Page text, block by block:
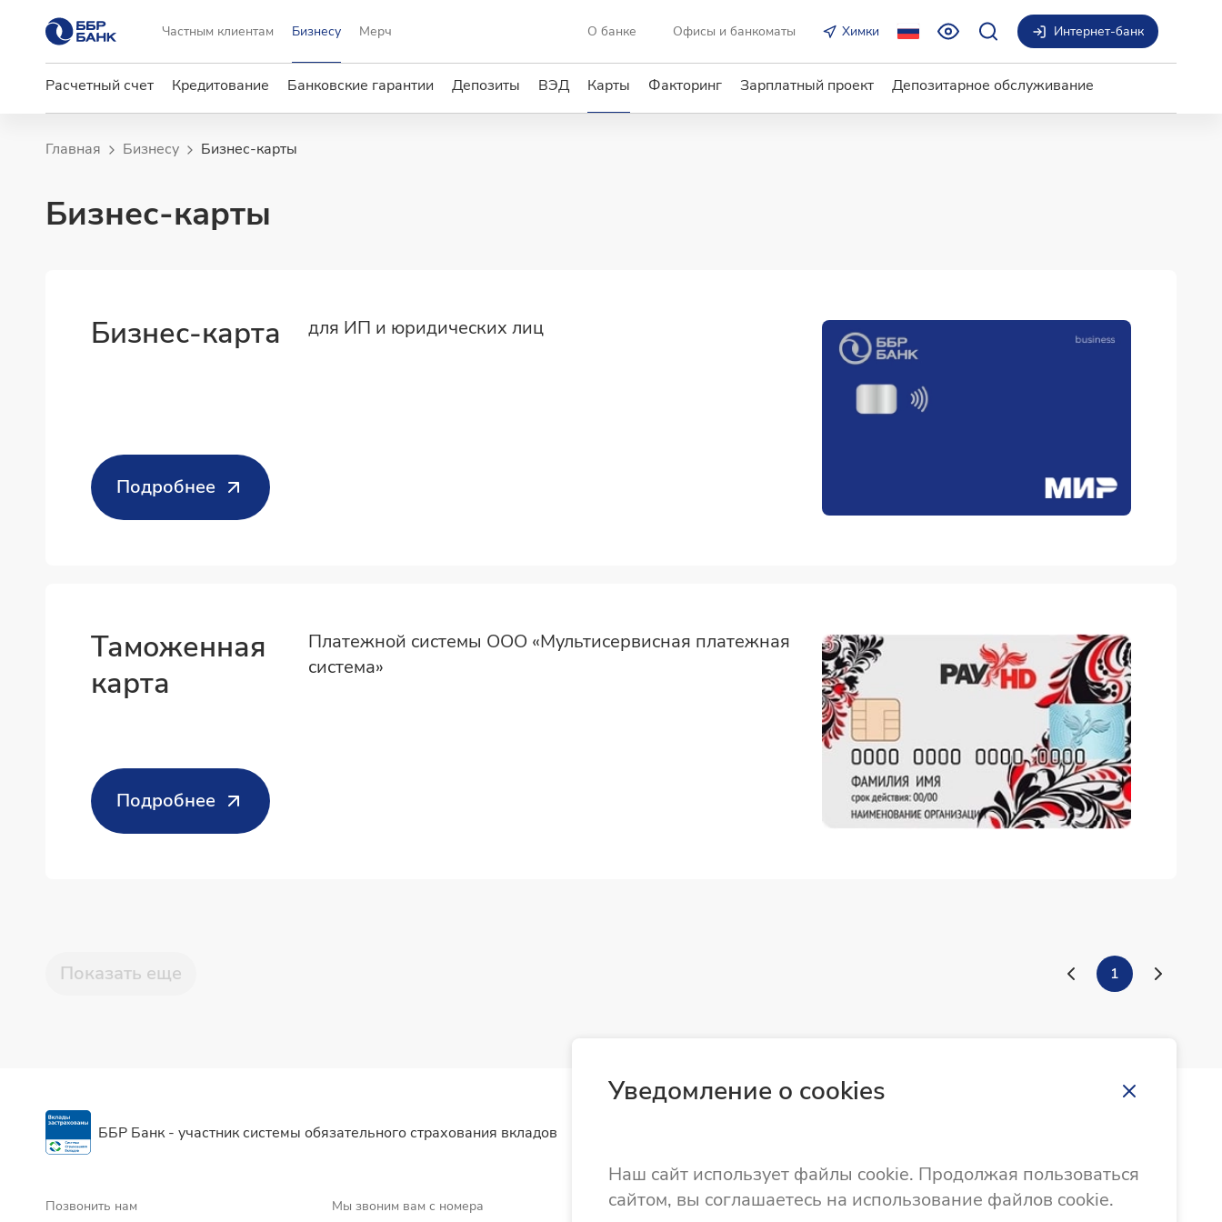
Частным клиентам Бизнесу Мерч О банке Офисы и банкоматы Химки Интернет-банк
Расчетный счет Кредитование Банковские гарантии Депозиты ВЭД Карты Факторинг Зарплатный проект Депозитарное обслуживание
Главная Бизнесу Бизнес-карты
Бизнес-карты
Бизнес-карта
Подробнее
для ИП и юридических лиц
Таможенная
карта
Подробнее
Платежной системы ООО «Мультисервисная платежная
система»
Показать еще 1
ББР Банк - участник системы обязательного страхования вкладов
Памятка по порядку работы с обращениями
Позвонить нам Мы звоним вам с номера
Уведомление о cookies
Наш сайт использует файлы cookie. Продолжая пользоваться
сайтом, вы соглашаетесь на использование файлов cookie.